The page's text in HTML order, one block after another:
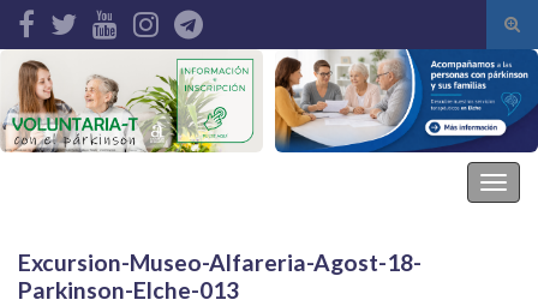
de
Search for:
Excursion-Museo-Alfareria-Agost-18-
Parkinson-Elche-013